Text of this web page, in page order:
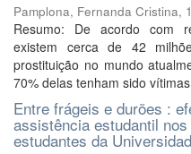
Pamplona, Fernanda Cristina,
Resumo: De acordo com
existem cerca de 42
prostituição no mundo
70% delas tenham sido
Entre frágeis e durões :
assistência estudantil
estudantes da